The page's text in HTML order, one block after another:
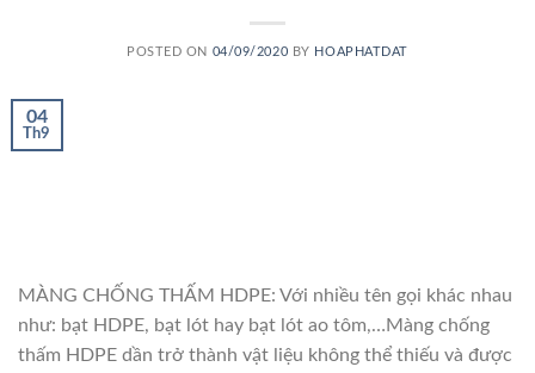
POSTED ON 04/09/2020 BY HOAPHATDAT
04
Th9
MÀNG CHỐNG THẤM HDPE: Với nhiều tên gọi khác nhau
như: bạt HDPE, bạt lót hay bạt lót ao tôm,…Màng chống
thấm HDPE dần trở thành vật liệu không thể thiếu và được